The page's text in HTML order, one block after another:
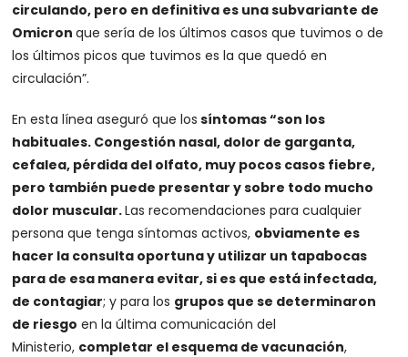
circulando, pero en definitiva es una subvariante de
Omicronque sería de los últimos casos que tuvimos o de
los últimos picos que tuvimos es la que quedó en
circulación”.
En esta línea aseguró que los síntomas “son los
habituales. Congestión nasal, dolor de garganta,
cefalea, pérdida del olfato, muy pocos casos fiebre,
pero también puede presentar y sobre todo mucho
dolor muscular.Las recomendaciones para cualquier
persona que tenga síntomas activos, obviamente es
hacer la consulta oportuna y utilizar un tapabocas
para de esa manera evitar, si es que está infectada,
de contagiar; y para los grupos que se determinaron
de riesgo en la última comunicación del
Ministerio, completar el esquema de vacunación,